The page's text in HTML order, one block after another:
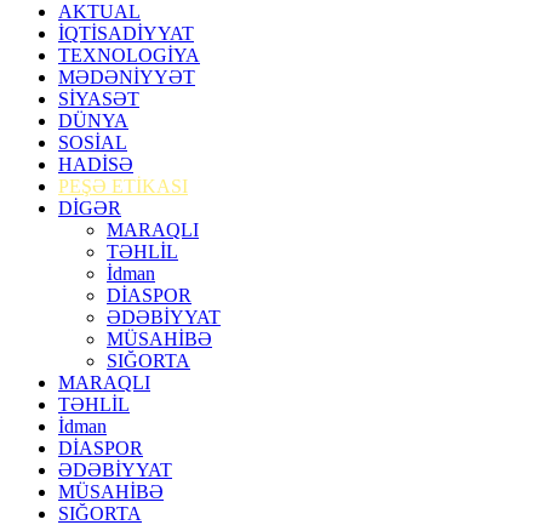
AKTUAL
İQTİSADİYYAT
TEXNOLOGİYA
MƏDƏNİYYƏT
SİYASƏT
DÜNYA
SOSİAL
HADİSƏ
PEŞƏ ETİKASI
DİGƏR
MARAQLI
TƏHLİL
İdman
DİASPOR
ƏDƏBİYYAT
MÜSAHİBƏ
SIĞORTA
MARAQLI
TƏHLİL
İdman
DİASPOR
ƏDƏBİYYAT
MÜSAHİBƏ
SIĞORTA